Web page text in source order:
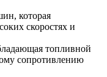
которая
скоростях и
топливной
сопротивлению